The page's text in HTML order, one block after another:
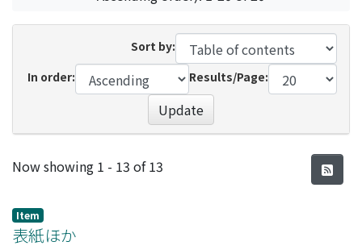
Sort by:
In order:
Results/Page:
Update
Recent Submissions
Now showing 1 - 13 of 13
Item
表紙ほか